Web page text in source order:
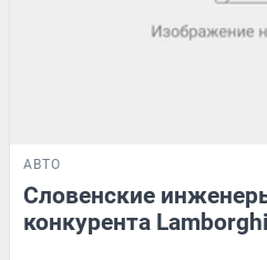
АВТО
Словенские
конкурента